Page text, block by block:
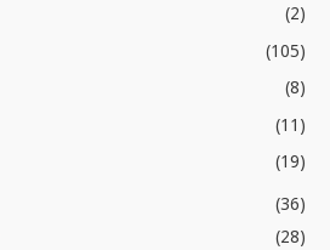
(2)
(105)
(8)
(11)
(19)
(36)
(28)